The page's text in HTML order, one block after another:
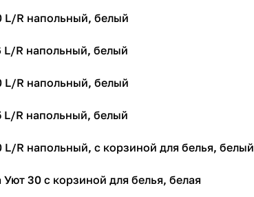
L/R напольный, белый
L/R напольный, белый
L/R напольный, белый
L/R напольный, белый
L/R напольный, с корзиной для белья, белый
30 с корзиной для белья, белая